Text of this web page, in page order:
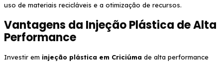
uso de materiais recicláveis e a otimização de recursos.
Vantagens da Injeção Plástica de Alta
Performance
Investir em injeção plástica em Criciúma de alta performance